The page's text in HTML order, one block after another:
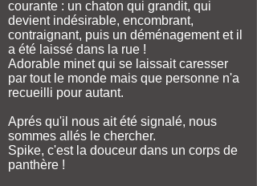
courante : un chaton qui grandit, qui
devient indésirable, encombrant,
contraignant, puis un déménagement et il
a été laissé dans la rue !
Adorable minet qui se laissait caresser
par tout le monde mais que personne n'a
recueilli pour autant.
Aprés qu'il nous ait été signalé, nous
sommes allés le chercher.
Spike, c'est la douceur dans un corps de
panthère !